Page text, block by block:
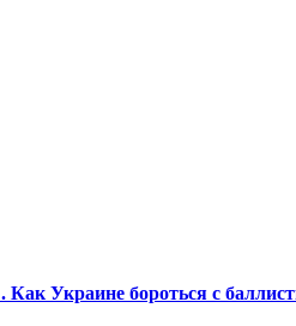
Украине бороться с